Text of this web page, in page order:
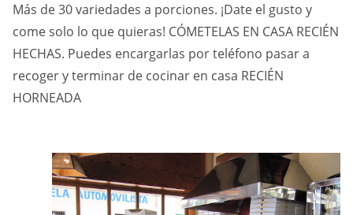
Más de 30 variedades a porciones. ¡Date el gusto y
come solo lo que quieras! CÓMETELAS EN CASA RECIÉN
HECHAS. Puedes encargarlas por teléfono pasar a
recoger y terminar de cocinar en casa RECIÉN
HORNEADA